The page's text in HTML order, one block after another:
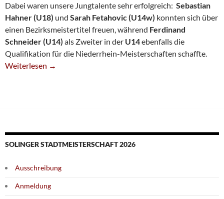
Dabei waren unsere Jungtalente sehr erfolgreich: Sebastian
Hahner (U18) und Sarah Fetahovic (U14w) konnten sich über
einen Bezirksmeistertitel freuen, während Ferdinand
Schneider(U14) als Zweiter in der U14ebenfalls die
Qualifikation für die Niederrhein-Meisterschaften schaffte.
Zwei Titel Und Eine Silbermedaille Bei Jugend-Bezirks-
Weiterlesen →
SOLINGER STADTMEISTERSCHAFT 2026
Ausschreibung
Anmeldung